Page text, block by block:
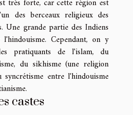
très forte, car cette région est
des berceaux religieux des
Une grande partie des Indiens
Cependant, on y
pratiquants de l'islam, du
du sikhisme (une religion
entre l'hindouisme
castes